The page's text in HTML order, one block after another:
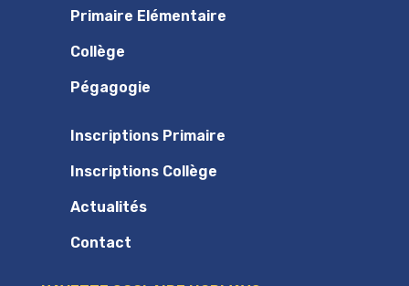
Primaire Elémentaire
Collège
Pégagogie
Inscriptions Primaire
Inscriptions Collège
Actualités
Contact